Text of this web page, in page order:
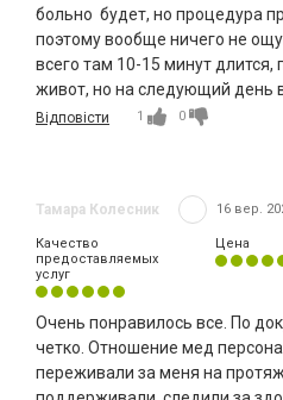
больно будет, но процедура
поэтому вообще ничего не
всего там 10-15 минут длится,
живот, но на следующий день
Відповісти 1 0
Тамара Колесник 16 вер.
Качество
предоставляемых
услуг
Цена
Очень понравилось все. По
четко. Отношение мед
переживали за меня на